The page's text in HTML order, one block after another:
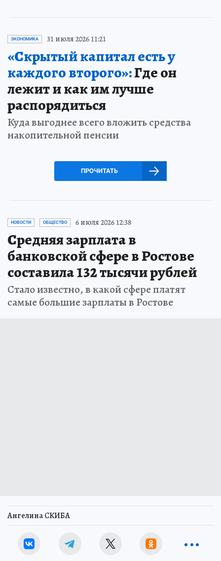
ЭКОНОМИКА 31 июля 2026 11:21
«Скрытый капитал есть у
каждого второго»:Где он
лежит и как им лучше
распорядиться
Куда выгоднее всего вложить средства
накопительной пенсии
ПРОЧИТАТЬ
НОВОСТИ ОБЩЕСТВО 6 июля 2026 12:38
Средняя зарплата в
банковской сфере в Ростове
составила 132 тысячи рублей
Стало известно, в какой сфере платят
самые большие зарплаты в Ростове
Ангелина СКИБА